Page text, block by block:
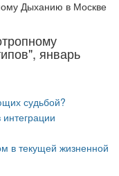
январь
судьбой?
в текущей жизненной